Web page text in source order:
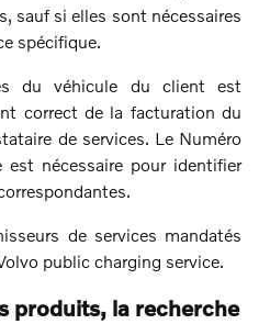
sauf si elles sont nécessaires
spécifique.
du véhicule du client est
correct de la facturation du
de services. Le Numéro
est nécessaire pour identifier
de services mandatés
public charging service.
produits, la recherche